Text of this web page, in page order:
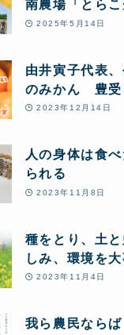
南農場「とら
の花摘みツアー
2025年5月14日
由井寅子代表
のみかん 豊受
農場からお送り
2023年12月14日
人の身体は食
られる
2023年11月8日
種をとり、土
しみ、環境を
2023年11月4日
我ら農民ならば